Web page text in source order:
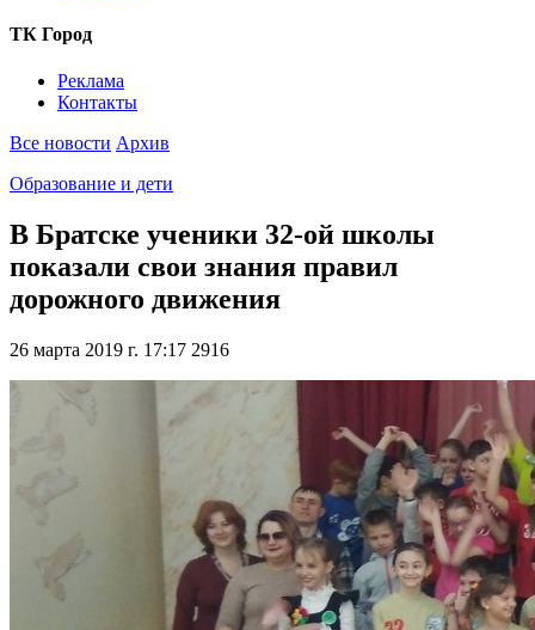
ТК Город
Реклама
Контакты
Все новости Архив
Образование и дети
В Братске ученики 32-ой школы
показали свои знания правил
дорожного движения
26 марта 2019 г. 17:17 2916